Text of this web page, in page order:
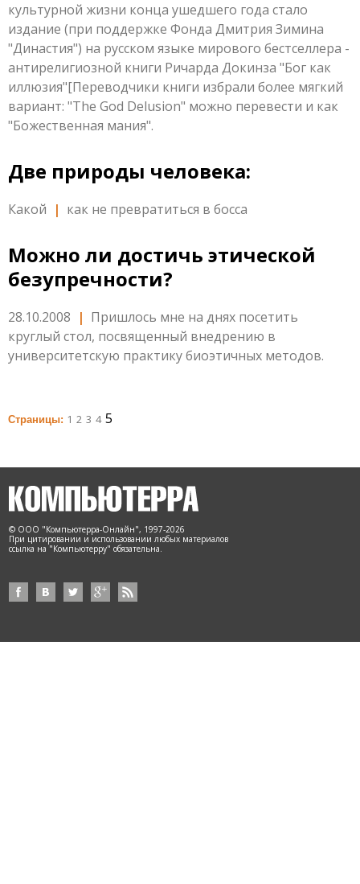
культурной жизни конца ушедшего года стало
издание (при поддержке Фонда Дмитрия Зимина
"Династия") на русском языке мирового бестселлера -
антирелигиозной книги Ричарда Докинза "Бог как
иллюзия"[Переводчики книги избрали более мягкий
вариант: "The God Delusion" можно перевести и как
"Божественная мания".
Две природы человека:
Какой | как не превратиться в босса
Можно ли достичь этической
безупречности?
28.10.2008 | Пришлось мне на днях посетить
круглый стол, посвященный внедрению в
университетскую практику биоэтичных методов.
Страницы: 1 2 3 4 5
© ООО "Компьютерра-Онлайн", 1997-2026
При цитировании и использовании любых материалов
ссылка на "Компьютерру" обязательна.